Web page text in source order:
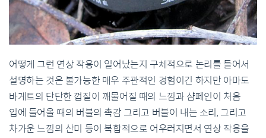
어떻게 그런 연상 작용이 일어났는지 구체적으로 논리를 들어서
설명하는 것은 불가능한 매우 주관적인 경험이긴 하지만 아마도
바게트의 단단한 껍질이 깨물어질 때의 느낌과 샴페인이 처음
입에 들어올 때의 버블의 촉감 그리고 버블이 내는 소리, 그리고
차가운 느낌의 산미 등이 복합적으로 어우러지면서 연상 작용을